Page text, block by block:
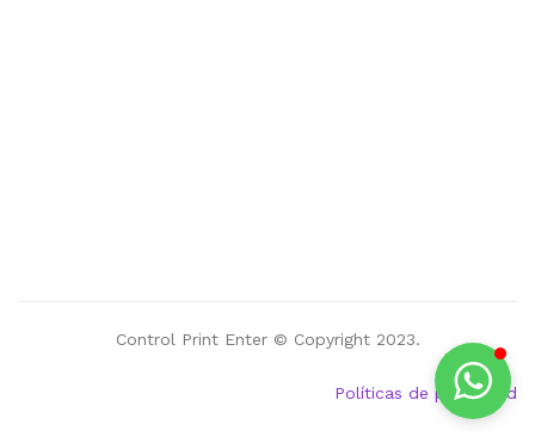
Control Print Enter © Copyright 2023.
Políticas de privacidad